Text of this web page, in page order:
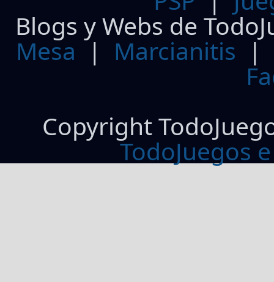
Blogs y Webs de
Mesa | Marcianitis |
Copyright
TodoJuegos